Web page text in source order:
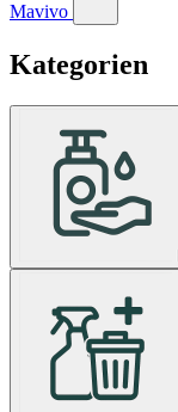
Mavivo
Kategorien